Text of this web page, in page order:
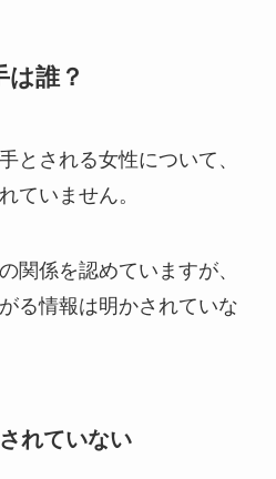
は誰？
とされる女性について、
ていません。
関係を認めていますが、
る情報は明かされていな
れていない